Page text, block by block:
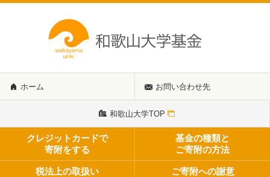
ホーム お問い合わせ先
和歌山大学TOP
クレジットカードで
寄附をする
基金の種類と
ご寄附の方法
税法上の取扱い
ご寄附への謝意